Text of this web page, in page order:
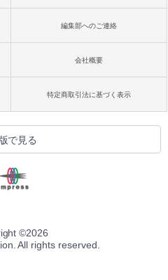
ハイパー・カタログ: 本体ハ
ア・市販ソフトウェアのパーフ
Kindle Colorsoft | 16GBストレ
水、7インチカラーディスプレ
調節ライト、最大8週間持続バッ
広告無し、ブラック (2025年発
Kindle Scribe Colorsoft |
カラーディスプレイ、64GBスト
ファイト
編集部へのご連絡
会社概要
特定商取引法に基づく表示
で見る
©2026
All rights reserved.